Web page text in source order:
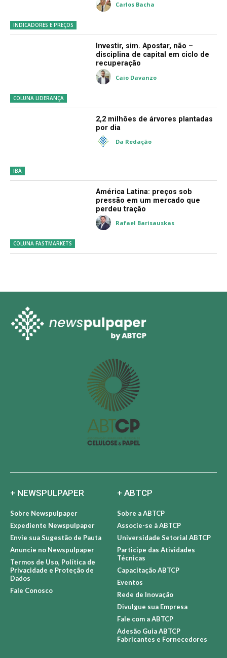
INDICADORES E PREÇOS
Carlos Bacha
COLUNA LIDERANÇA
Investir, sim. Apostar, não –
disciplina de capital em ciclo de
recuperação
Caio Davanzo
IBÁ
2,2 milhões de árvores plantadas
por dia
Da Redação
COLUNA FASTMARKETS
América Latina: preços sob
pressão em um mercado que
perdeu tração
Rafael Barisauskas
+ NEWSPULPAPER
Sobre Newspulpaper
Expediente Newspulpaper
Envie sua Sugestão de Pauta
Anuncie no Newspulpaper
Termos de Uso, Política de
Privacidade e Proteção de
Dados
Fale Conosco
+ ABTCP
Sobre a ABTCP
Associe-se à ABTCP
Universidade Setorial ABTCP
Participe das Atividades
Técnicas
Capacitação ABTCP
Eventos
Rede de Inovação
Divulgue sua Empresa
Fale com a ABTCP
Adesão Guia ABTCP
Fabricantes e Fornecedores